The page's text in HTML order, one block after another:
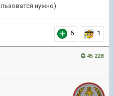
нужно)
6 1
45 228